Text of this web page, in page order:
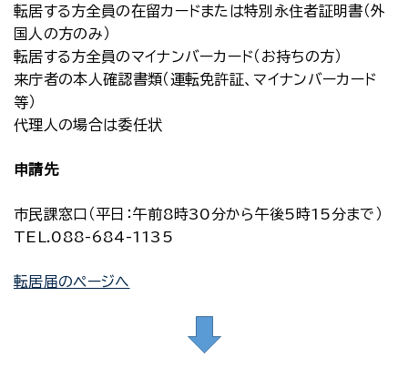
転居する方全員の在留カードまたは特別永住者証明書（外
国人の方のみ）
転居する方全員のマイナンバーカード（お持ちの方）
来庁者の本人確認書類（運転免許証、マイナンバーカード
等）
代理人の場合は委任状
申請先
市民課窓口（平日：午前8時30分から午後5時15分まで）
TEL.088-684-1135
転居届のページへ